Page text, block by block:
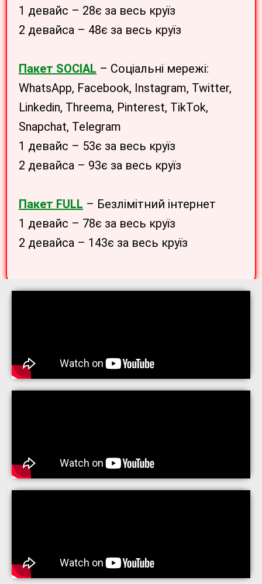
1 девайс – 28є за весь круїз
2 девайса – 48є за весь круїз
Пакет SOCIAL – Соціальні мережі:
WhatsApp, Facebook, Instagram, Twitter,
Linkedin, Threema, Pinterest, TikTok,
Snapchat, Telegram
1 девайс – 53є за весь круїз
2 девайса – 93є за весь круїз
Пакет FULL – Безлімітний інтернет
1 девайс – 78є за весь круїз
2 девайса – 143є за весь круїз